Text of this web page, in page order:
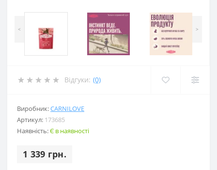
< >
Відгуки: (0)
Виробник:CARNILOVE
Артикул: 173685
Наявність:Є в наявності
1 339 грн.